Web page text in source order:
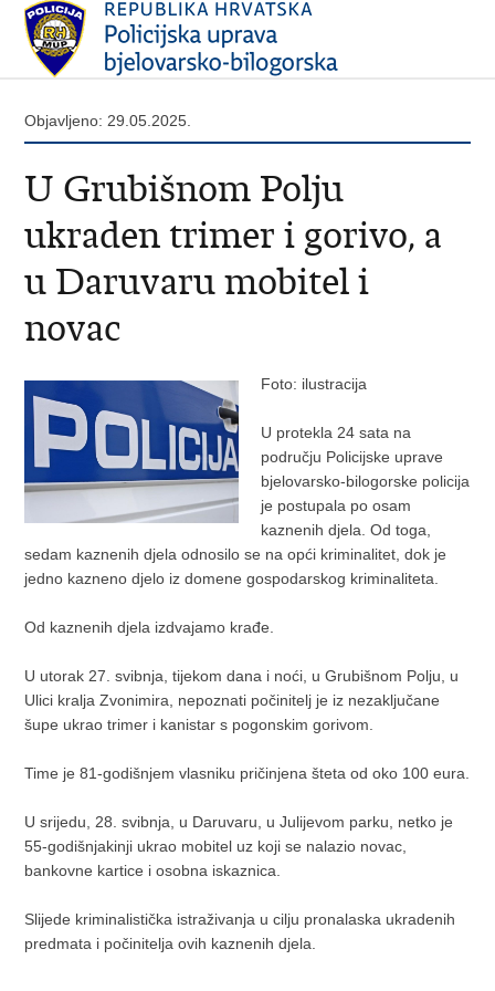
Objavljeno: 29.05.2025.
U Grubišnom Polju
ukraden trimer i gorivo, a
u Daruvaru mobitel i
novac
Foto: ilustracija
U protekla 24 sata na
području Policijske uprave
bjelovarsko-bilogorske policija
je postupala po osam
kaznenih djela. Od toga,
sedam kaznenih djela odnosilo se na opći kriminalitet, dok je
jedno kazneno djelo iz domene gospodarskog kriminaliteta.
Od kaznenih djela izdvajamo krađe.
U utorak 27. svibnja, tijekom dana i noći, u Grubišnom Polju, u
Ulici kralja Zvonimira, nepoznati počinitelj je iz nezaključane
šupe ukrao trimer i kanistar s pogonskim gorivom.
Time je 81-godišnjem vlasniku pričinjena šteta od oko 100 eura.
U srijedu, 28. svibnja, u Daruvaru, u Julijevom parku, netko je
55-godišnjakinji ukrao mobitel uz koji se nalazio novac,
bankovne kartice i osobna iskaznica.
Slijede kriminalistička istraživanja u cilju pronalaska ukradenih
predmata i počinitelja ovih kaznenih djela.